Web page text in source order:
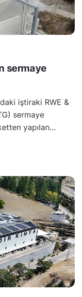
sermaye
iştiraki RWE &
sermaye
yapılan…